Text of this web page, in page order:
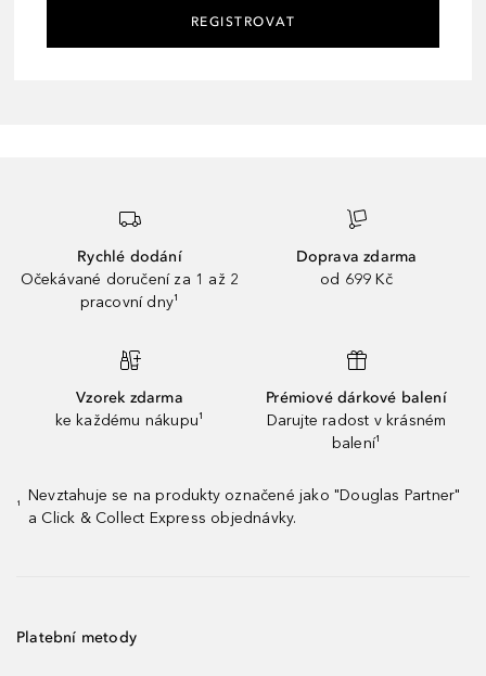
REGISTROVAT
Rychlé dodání
Očekávané doručení za 1 až 2
pracovní dny¹
Doprava zdarma
od 699 Kč
Vzorek zdarma
ke každému nákupu¹
Prémiové dárkové balení
Darujte radost v krásném
balení¹
¹
Nevztahuje se na produkty označené jako "Douglas Partner"
a Click & Collect Express objednávky.
Platební metody